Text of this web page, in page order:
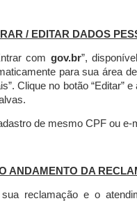
/ EDITAR DADOS
com gov.br”,
para sua área
Clique no botão “Editar”
de mesmo CPF ou
ANDAMENTO DA
sua reclamação e o